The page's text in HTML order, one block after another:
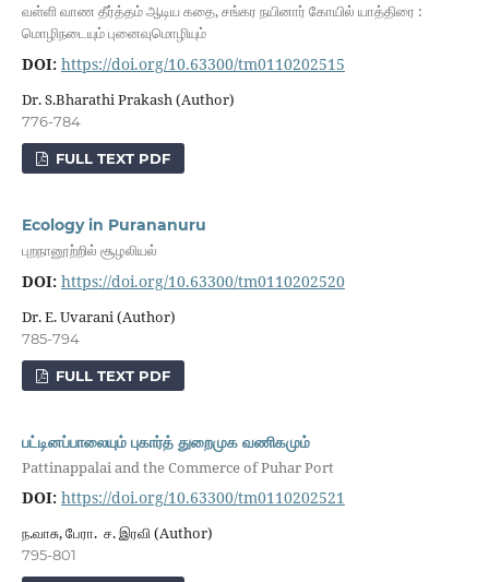
வள்ளி வாண தீர்த்தம் ஆடிய கதை, சங்கர நயினார் கோயில் யாத்திரை :
மொழிநடையும் புனைவுமொழியும்
DOI: https://doi.org/10.63300/tm0110202515
Dr. S.Bharathi Prakash (Author)
776-784
FULL TEXT PDF
Ecology in Purananuru
புறநானூற்றில் சூழலியல்
DOI: https://doi.org/10.63300/tm0110202520
Dr. E. Uvarani (Author)
785-794
FULL TEXT PDF
பட்டினப்பாலையும் புகார்த் துறைமுக வணிகமும்
Pattinappalai and the Commerce of Puhar Port
DOI: https://doi.org/10.63300/tm0110202521
ந.வாசு, பேரா. ச. இரவி (Author)
795-801